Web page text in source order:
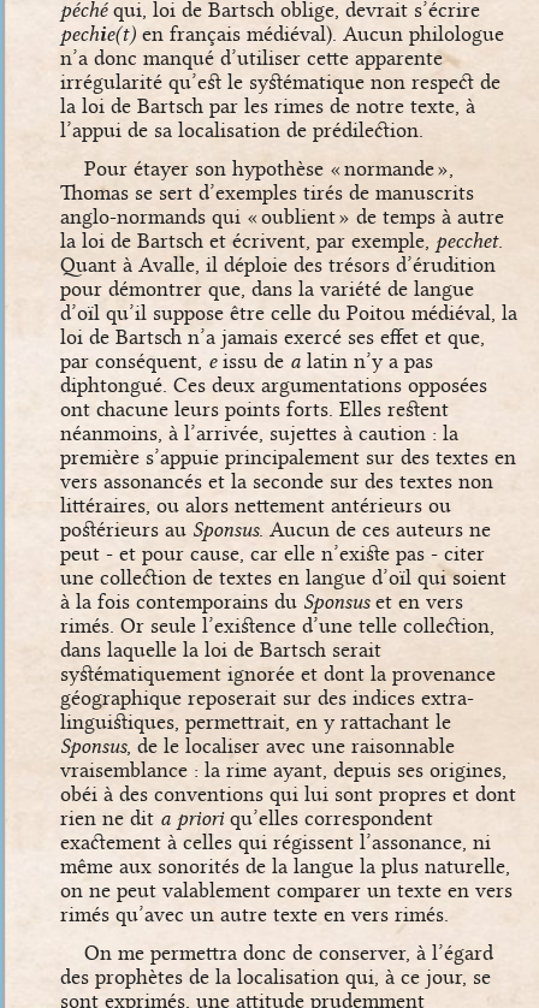
péchéqui, loi de Bartsch oblige, devrait s’écrire
pechie(t) en français médiéval). Aucun philologue
n’a donc manqué d’utiliser cette apparente
irrégularité qu’est le systématique non respect de
la loi de Bartsch par les rimes de notre texte, à
l’appui de sa localisation de prédilection.
Pour étayer son hypothèse « normande »,
Thomas se sert d’exemples tirés de manuscrits
anglo-normands qui « oublient » de temps à autre
la loi de Bartsch et écrivent, par exemple, pecchet.
Quant à Avalle, il déploie des trésors d’érudition
pour démontrer que, dans la variété de langue
d’oïl qu’il suppose être celle du Poitou médiéval, la
loi de Bartsch n’a jamais exercé ses effet et que,
par conséquent, eissu de a latin n’y a pas
diphtongué. Ces deux argumentations opposées
ont chacune leurs points forts. Elles restent
néanmoins, à l’arrivée, sujettes à caution : la
première s’appuie principalement sur des textes en
vers assonancés et la seconde sur des textes non
littéraires, ou alors nettement antérieurs ou
postérieurs au Sponsus. Aucun de ces auteurs ne
peut - et pour cause, car elle n’existe pas - citer
une collection de textes en langue d’oïl qui soient
à la fois contemporains du Sponsuset en vers
rimés. Or seule l’existence d’une telle collection,
dans laquelle la loi de Bartsch serait
systématiquement ignorée et dont la provenance
géographique reposerait sur des indices extra-
linguistiques, permettrait, en y rattachant le
Sponsus, de le localiser avec une raisonnable
vraisemblance : la rime ayant, depuis ses origines,
obéi à des conventions qui lui sont propres et dont
rien ne dit a prioriqu’elles correspondent
exactement à celles qui régissent l’assonance, ni
même aux sonorités de la langue la plus naturelle,
on ne peut valablement comparer un texte en vers
rimés qu’avec un autre texte en vers rimés.
On me permettra donc de conserver, à l’égard
des prophètes de la localisation qui, à ce jour, se
sont exprimés, une attitude prudemment